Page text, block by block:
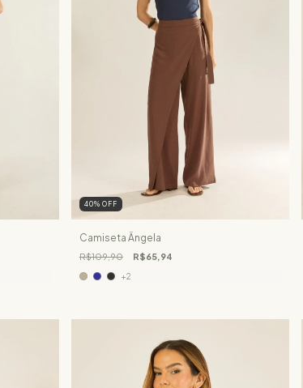
40% OFF
Camiseta Ângela
R$109,90 R$65,94
+2